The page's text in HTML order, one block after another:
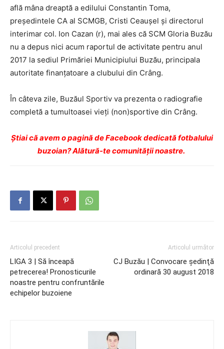
află mâna dreaptă a edilului Constantin Toma,
preşedintele CA al SCMGB, Cristi Ceauşel şi directorul
interimar col. Ion Cazan (r), mai ales că SCM Gloria Buzău
nu a depus nici acum raportul de activitate pentru anul
2017 la sediul Primăriei Municipiului Buzău, principala
autoritate finanţatoare a clubului din Crâng.
În câteva zile, Buzăul Sportiv va prezenta o radiografie
completă a tumultoasei vieţi (non)sportive din Crâng.
Ştiai că avem o pagină de Facebook dedicată fotbalului
buzoian? Alătură-te comunității noastre.
Articolul precedent
LIGA 3 | Să înceapă
petrecerea! Pronosticurile
noastre pentru confruntările
echipelor buzoiene
Articolul următor
CJ Buzău | Convocare şedinţă
ordinară 30 august 2018